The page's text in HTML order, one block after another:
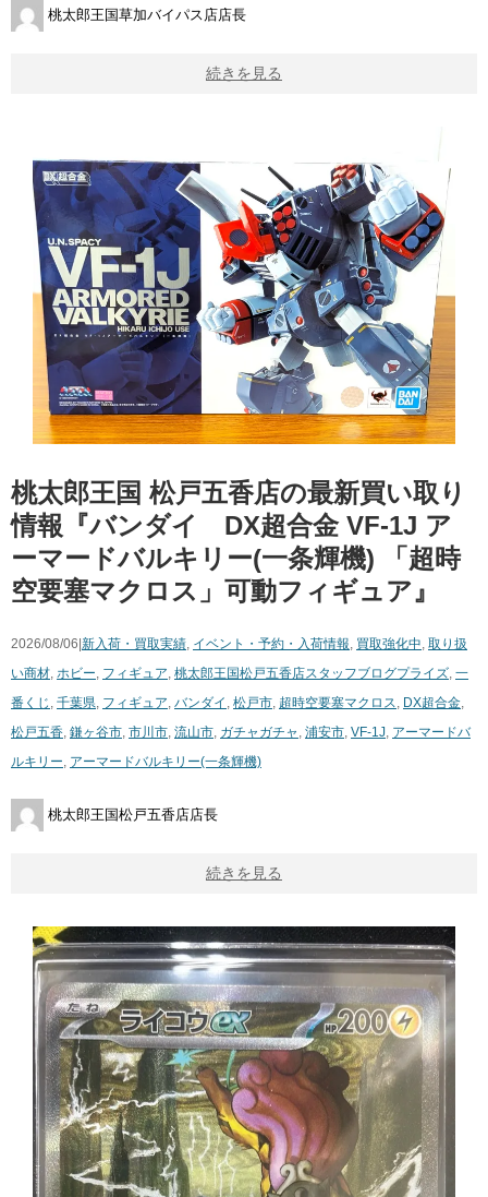
桃太郎王国草加バイパス店店長
続きを見る
桃太郎王国 松戸五香店の最新買い取り
情報『バンダイ DX超合金 ​VF-1J ​ア
ーマードバルキリー(一条輝機) ​「超時
空要塞マクロス」可動フィギュア』
2026/08/06| 新入荷・買取実績, イベント・予約・入荷情報, 買取強化中, 取り扱
い商材, ホビー, フィギュア, 桃太郎王国松戸五香店スタッフブログプライズ, 一
番くじ , 千葉県, フィギュア, バンダイ , 松戸市, 超時空要塞マクロス, DX超合金,
松戸五香, 鎌ヶ谷市, 市川市, 流山市, ガチャガチャ , 浦安市, VF-1J, アーマードバ
ルキリー, アーマードバルキリー(一条輝機)
桃太郎王国松戸五香店店長
続きを見る